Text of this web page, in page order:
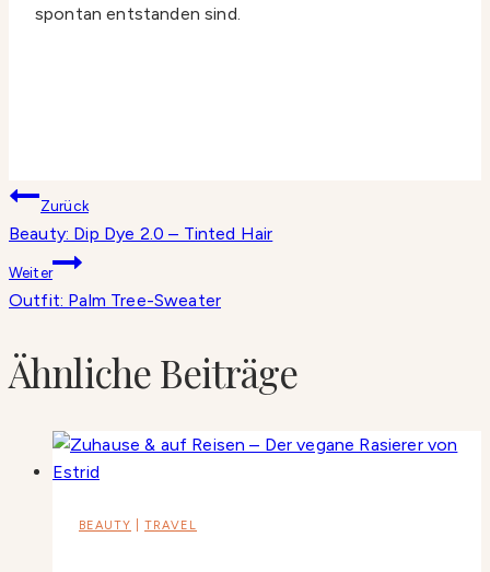
spontan entstanden sind.
Beitragsnavigation
Zurück
Beauty: Dip Dye 2.0 – Tinted Hair
Weiter
Outfit: Palm Tree-Sweater
Ähnliche Beiträge
BEAUTY TRAVEL